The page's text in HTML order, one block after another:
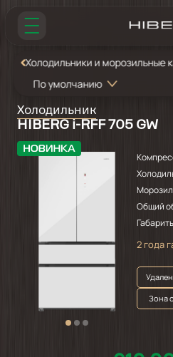
Холодильники и морозильные
По умолчанию
Холодильник
HIBERG i-RFF 705 GW
Общий
2 года
Зона